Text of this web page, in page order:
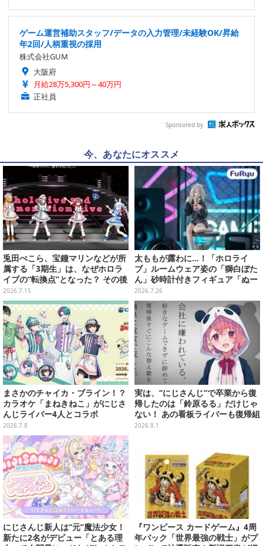
ゲーム運営補助スタッフ/データの入力管理/未経験OK/昇給
年2回/人柄重視の採用
株式会社GUM
大阪府
月給28万5,300円～40万円
正社員
Sponsored by
今、あなたにオススメ
兎田ぺこら、宝鐘マリンなどが所
属する「3期生」は、なぜホロラ
イブの“転換点”となった？ その後
の展開を決定づけた、黄金世代を
振り返る【特集】
2026.7.15
太ももが露わに…！「ホロライ
ブ」ルームウェア姿の「獅白ぼた
ん」砂時計付きフィギュア「ぬー
ストプラス」がプライズ展開
2026.7.26
まさかのチャイカ・ブライン！？
カラオケ「まねきねこ」がにじさ
んじライバー4人とコラボ
2026.7.8
実は、“にじさんじ”で卒業から復
帰したのは「鈴原るる」だけじゃ
ない！ あの看板ライバーも復帰組
って知ってた？【特集】
2026.8.1
にじさんじ新人は“元”魔法少女！
新たに2名がデビュー「とある理
『ワンピース カードゲーム』4周
年パック「世界最強の戦士」がプ